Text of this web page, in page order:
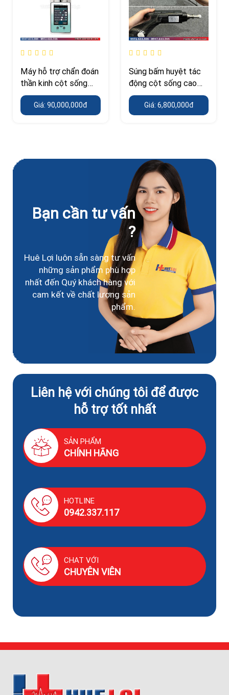
Máy hỗ trợ chẩn đoán
thần kinh cột sống
cao cấp
Giá: 90,000,000đ
Súng bấm huyệt tác
động cột sống cao
cấp
Giá: 6,800,000đ
Bạn cần tư vấn
?
Huê Lợi luôn sẵn sàng tư vấn
những sản phẩm phù hợp
nhất đến Quý khách hàng với
cam kết về chất lượng sản
phẩm.
Liên hệ với chúng tôi để được
hỗ trợ tốt nhất
SẢN PHẨM
CHÍNH HÃNG
HOTLINE
0942.337.117
CHAT VỚI
CHUYÊN VIÊN